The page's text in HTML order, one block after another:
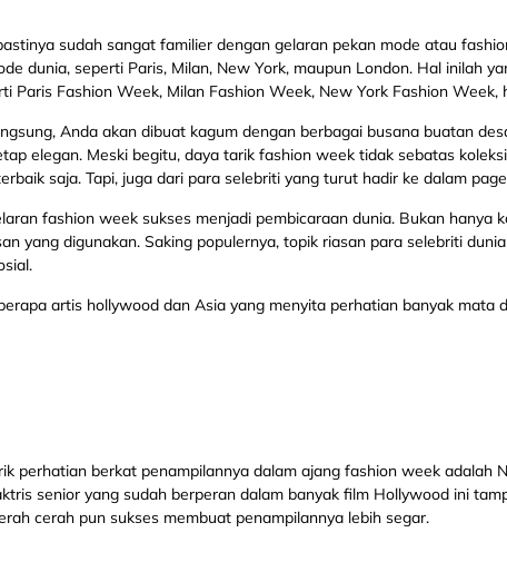
sudah sangat familier dengan gelaran pekan mode atau
dunia, seperti Paris, Milan, New York, maupun London. Hal inilah
Paris Fashion Week, Milan Fashion Week, New York Fashion Week,
Anda akan dibuat kagum dengan berbagai busana buatan
elegan. Meski begitu, daya tarik fashion week tidak sebatas
saja. Tapi, juga dari para selebriti yang turut hadir ke dalam
fashion week sukses menjadi pembicaraan dunia. Bukan hanya
yang digunakan. Saking populernya, topik riasan para selebriti
artis hollywood dan Asia yang menyita perhatian banyak mata
perhatian berkat penampilannya dalam ajang fashion week adalah
senior yang sudah berperan dalam banyak film Hollywood ini
cerah pun sukses membuat penampilannya lebih segar.